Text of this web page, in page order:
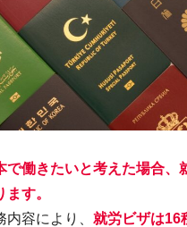
で働きたいと考えた場合、
す。
容により、 就労ビザは16